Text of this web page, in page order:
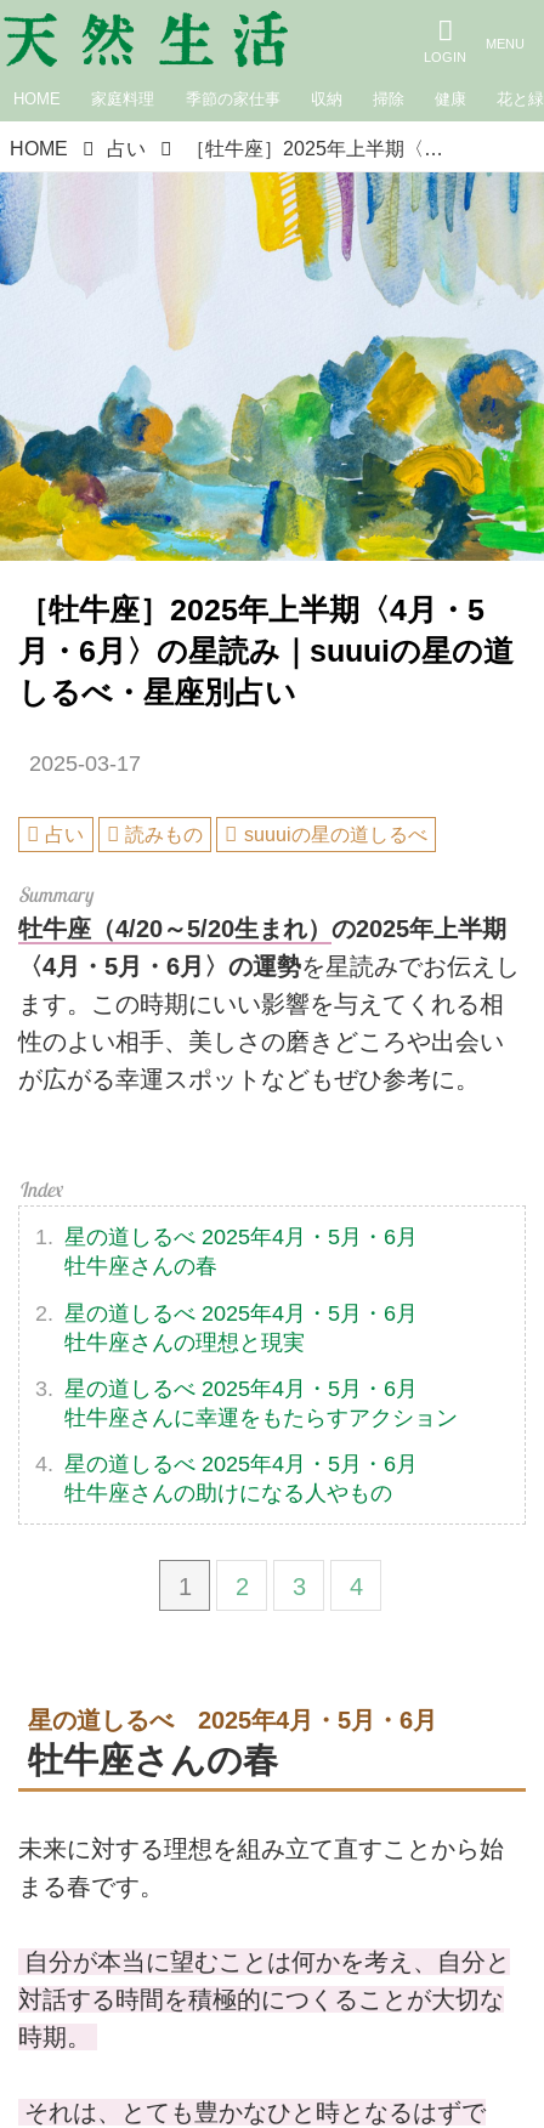
HOME 家庭料理 季節の家仕事 収納 掃除 健康 花と緑
HOME 占い ［牡牛座］2025年上半期〈4月・5月・6月〉の星読み｜suuuiの星の道しるべ・星座別占い
［牡牛座］2025年上半期〈4月・5
月・6月〉の星読み｜suuuiの星の道
しるべ・星座別占い
2025-03-17
占い 読みもの suuuiの星の道しるべ
牡牛座（4/20～5/20生まれ） の2025年上半期
〈4月・5月・6月〉の運勢を星読みでお伝えし
ます。この時期にいい影響を与えてくれる相
性のよい相手、美しさの磨きどころや出会い
が広がる幸運スポットなどもぜひ参考に。
星の道しるべ 2025年4月・5月・6月
牡牛座さんの春
星の道しるべ 2025年4月・5月・6月
牡牛座さんの理想と現実
星の道しるべ 2025年4月・5月・6月
牡牛座さんに幸運をもたらすアクション
星の道しるべ 2025年4月・5月・6月
牡牛座さんの助けになる人やもの
1 2 3 4
星の道しるべ 2025年4月・5月・6月
牡牛座さんの春
未来に対する理想を組み立て直すことから始
まる春です。
自分が本当に望むことは何かを考え、自分と
対話する時間を積極的につくることが大切な
時期。
それは、とても豊かなひと時となるはずで